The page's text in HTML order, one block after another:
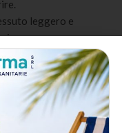
leggero e
ossido di etilene,
operatorio in interventi